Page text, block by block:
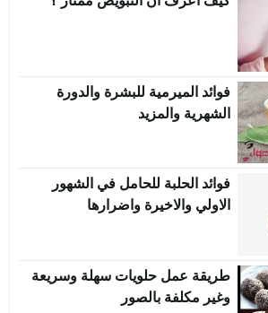
فوائد الميرمية للبشرة والدورة
الشهرية والمزيد
فوائد الحلبة للحامل في الشهور
الاولي والاخيرة واضرارها
طريقة عمل حلويات سهلة وسريعة
وغير مكلفة بالصور